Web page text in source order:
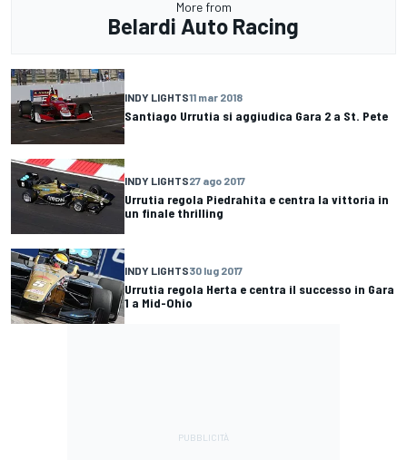
More from
Belardi Auto Racing
INDY LIGHTS11 mar 2018
Santiago Urrutia si aggiudica Gara 2 a St. Pete
INDY LIGHTS27 ago 2017
Urrutia regola Piedrahita e centra la vittoria in
un finale thrilling
INDY LIGHTS30 lug 2017
Urrutia regola Herta e centra il successo in Gara
1 a Mid-Ohio